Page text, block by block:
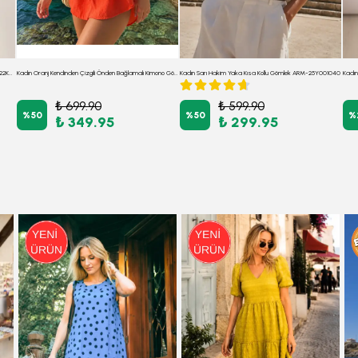
Kadın Lacivert-Beyaz Desenli Uzun Kol Gömlek ARM-22K001123 Kadın Oranj Kendinden Çizgili Önden Bağlamalı Kimono Gömlek ARM-24Y001101
%50
₺ 699.90
₺ 349.95
Kadın Sarı Hakim Yaka Kısa Kollu Gömlek ARM-25Y001040
%50
₺ 599.90
₺ 299.95 %